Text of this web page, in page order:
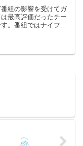
組の影響を受けてガ
最高評価だったチー
。番組ではナイフを
たで...